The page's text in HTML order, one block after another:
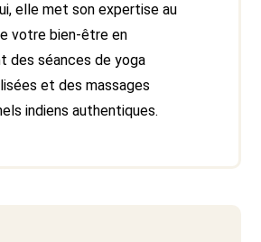
elle met son expertise au
votre bien-être en
des séances de yoga
et des massages
indiens authentiques.